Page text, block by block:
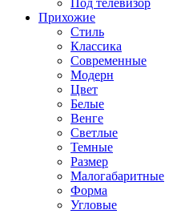
Под телевизор
Прихожие
Стиль
Классика
Современные
Модерн
Цвет
Белые
Венге
Светлые
Темные
Размер
Малогабаритные
Форма
Угловые